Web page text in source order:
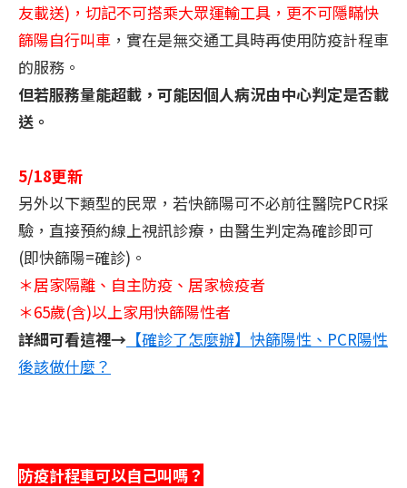
友載送)，切記不可搭乘大眾運輸工具，更不可隱瞞快
篩陽自行叫車 ，實在是無交通工具時再使用防疫計程車
的服務。
但若服務量能超載，可能因個人病況由中心判定是否載
送。
5/18更新
另外以下類型的民眾，若快篩陽可不必前往醫院PCR採
驗，直接預約線上視訊診療，由醫生判定為確診即可
(即快篩陽=確診)。
＊居家隔離、自主防疫、居家檢疫者
＊65歲(含)以上家用快篩陽性者
詳細可看這裡→ 【確診了怎麼辦】快篩陽性、PCR陽性
後該做什麼？
防疫計程車可以自己叫嗎？